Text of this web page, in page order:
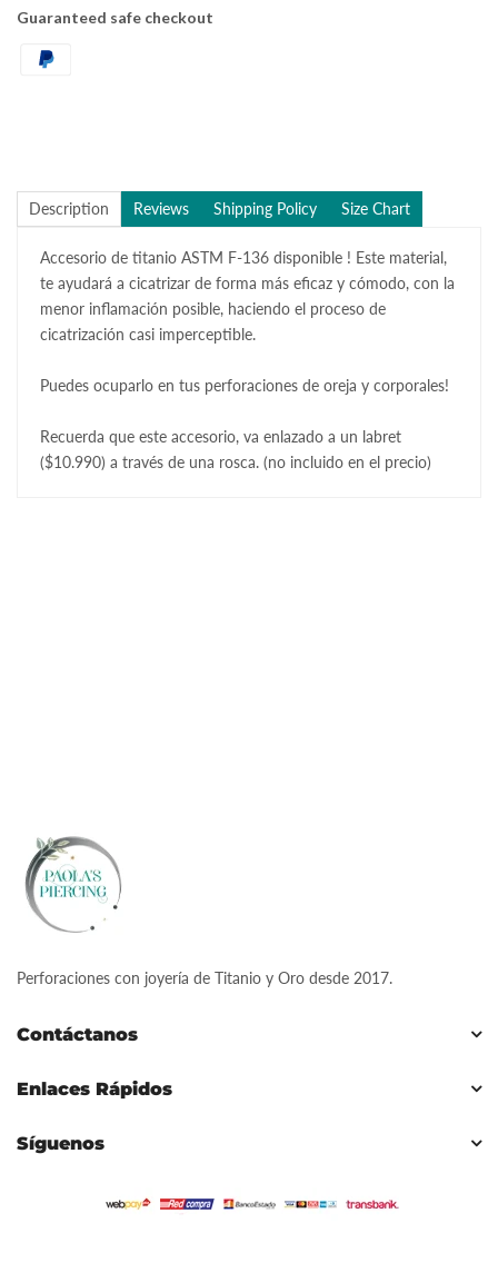
Guaranteed safe checkout
Description Reviews Shipping Policy Size Chart
Accesorio de titanio ASTM F-136 disponible ! Este material,
te ayudará a cicatrizar de forma más eficaz y cómodo, con la
menor inflamación posible, haciendo el proceso de
cicatrización casi imperceptible.
Puedes ocuparlo en tus perforaciones de oreja y corporales!
Recuerda que este accesorio, va enlazado a un labret
($10.990) a través de una rosca. (no incluido en el precio)
Perforaciones con joyería de Titanio y Oro desde 2017.
Contáctanos
Enlaces Rápidos
Síguenos